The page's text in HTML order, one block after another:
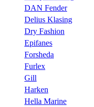
DAN Fender
Delius Klasing
Dry Fashion
Epifanes
Forsheda
Furlex
Gill
Harken
Hella Marine